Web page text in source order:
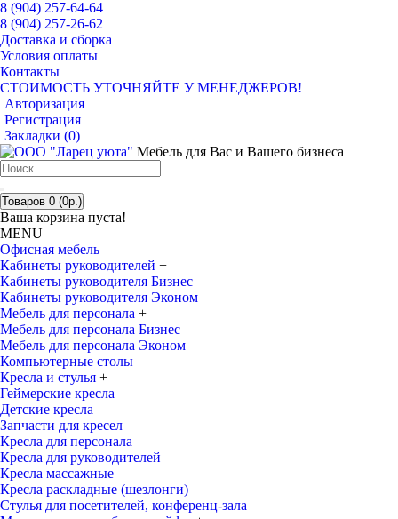
8 (904) 257-64-64
8 (904) 257-26-62
Доставка и сборка
Условия оплаты
Контакты
СТОИМОСТЬ УТОЧНЯЙТЕ У МЕНЕДЖЕРОВ!
Авторизация
Регистрация
Закладки (0)
Мебель для Вас и Вашего бизнеса
Товаров 0 (0р.)
Ваша корзина пуста!
MENU
Офисная мебель
Кабинеты руководителей +
Кабинеты руководителя Бизнес
Кабинеты руководителя Эконом
Мебель для персонала +
Мебель для персонала Бизнес
Мебель для персонала Эконом
Компьютерные столы
Кресла и стулья +
Геймерские кресла
Детские кресла
Запчасти для кресел
Кресла для персонала
Кресла для руководителей
Кресла массажные
Кресла раскладные (шезлонги)
Стулья для посетителей, конференц-зала